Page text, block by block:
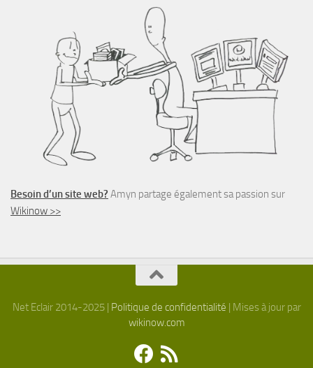
Besoin d’un site web? Amyn partage également sa passion sur
Wikinow >>
Net Eclair 2014-2025 | Politique de confidentialité | Mises à jour par
wikinow.com